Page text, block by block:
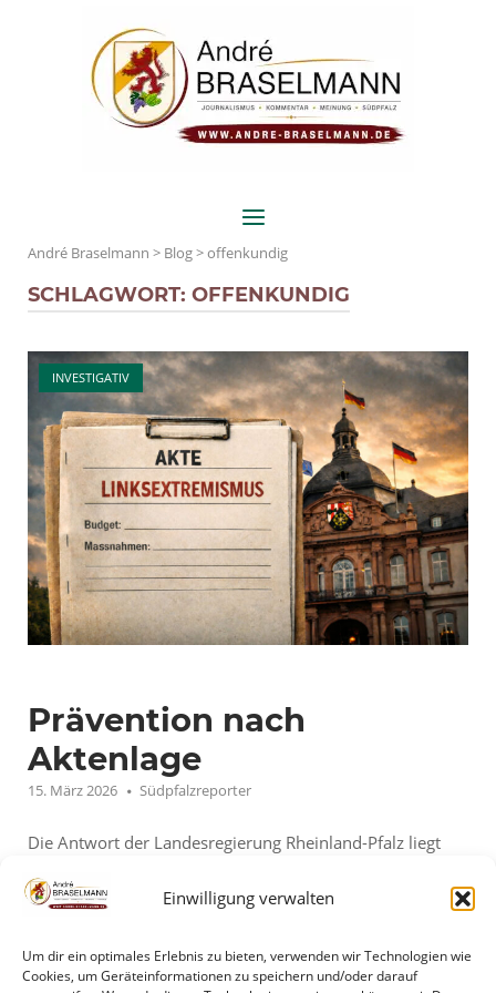
Einwilligung verwalten
Um dir ein optimales Erlebnis zu bieten, verwenden wir Technologien wie
Cookies, um Geräteinformationen zu speichern und/oder darauf
Menu
André Braselmann > Blog>offenkundig
SCHLAGWORT: OFFENKUNDIG
INVESTIGATIV
Open post
Prävention nach
Aktenlage
15. März 2026 Südpfalzreporter
Die Antwort der Landesregierung Rheinland-Pfalz liegt
verwaltungstechnisch korrekt. Und gerade deshalb ist sie
bestätigt sie, was bereits vermutet wurde: Prävention
gegen Linksextremismus findet im Land nicht als